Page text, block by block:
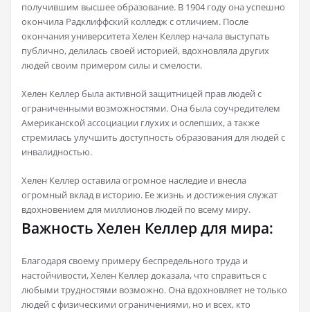
получившим высшее образование. В 1904 году она успешно
окончила Радклиффский колледж с отличием. После
окончания университета Хелен Келлер начала выступать
публично, делилась своей историей, вдохновляла других
людей своим примером силы и смелости.
Хелен Келлер была активной защитницей прав людей с
ограниченными возможностями. Она была соучредителем
Американской ассоциации глухих и ослепших, а также
стремилась улучшить доступность образования для людей с
инвалидностью.
Хелен Келлер оставила огромное наследие и внесла
огромный вклад в историю. Ее жизнь и достижения служат
вдохновением для миллионов людей по всему миру.
Важность Хелен Келлер для мира:
Благодаря своему примеру беспредельного труда и
настойчивости, Хелен Келлер доказала, что справиться с
любыми трудностями возможно. Она вдохновляет не только
людей с физическими ограничениями, но и всех, кто